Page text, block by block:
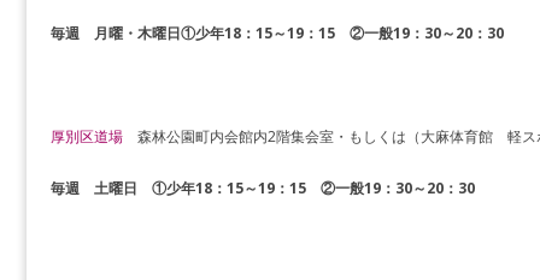
毎週 月曜・木曜日①少年18：15～19：15 ②一般19：30～20：30
厚別区道場森林公園町内会館内2階集会室・もしくは（大麻体育館 軽ス
毎週 土曜日 ①少年18：15～19：15 ②一般19：30～20：30